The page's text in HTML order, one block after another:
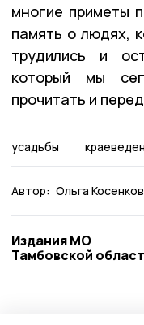
многие приметы
память о людях,
трудились и
который мы
прочитать и
усадьбы
Автор: Ольга
Издания МО
Тамбовской